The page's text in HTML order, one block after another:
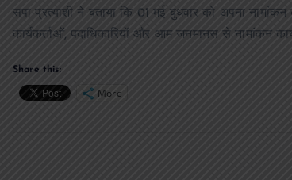
सपा प्रत्याशी ने बताया कि 01 मई बुधवार को अपना
कार्यकर्ताओं, पदाधिकारियों और आम जनमानस से नामांकन
Share this:
More